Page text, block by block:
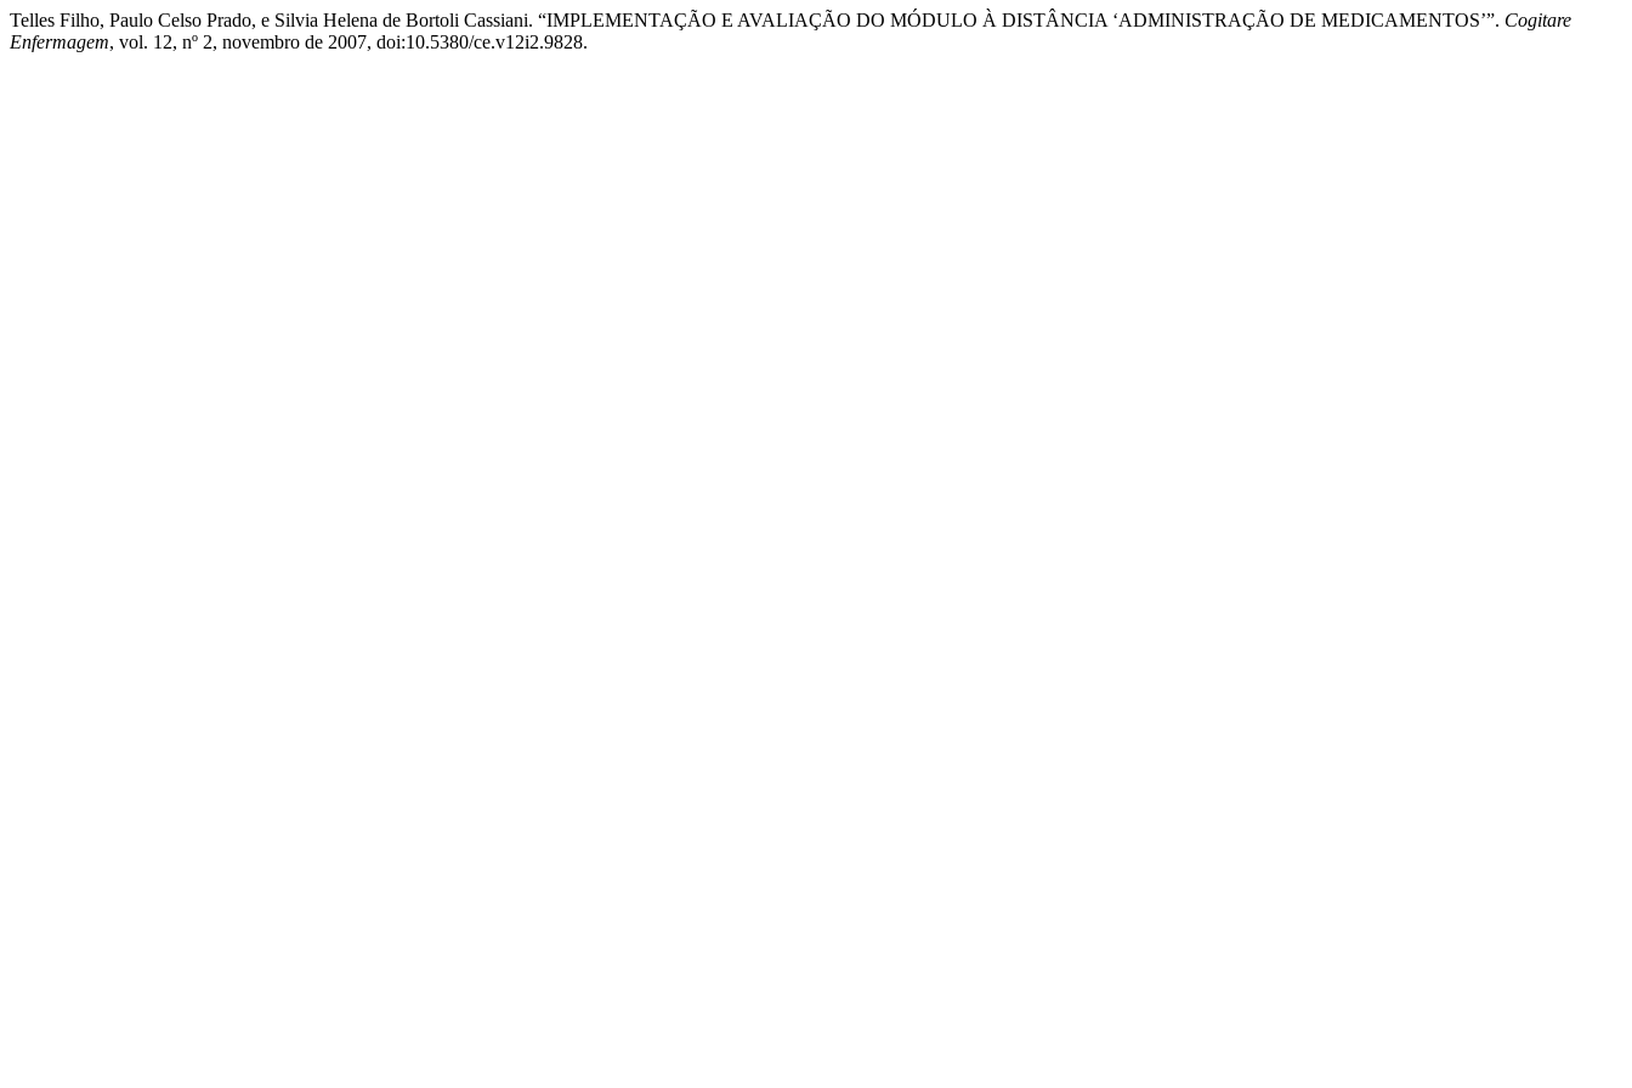
Telles Filho, Paulo Celso Prado, e Silvia Helena de Bortoli Cassiani. “IMPLEMENTAÇÃO E AVALIAÇÃO DO MÓDULO À DISTÂNCIA ‘ADMINISTRAÇÃO DE MEDICAMENTOS’”. Cogitare
Enfermagem, vol. 12, nº 2, novembro de 2007, doi:10.5380/ce.v12i2.9828.